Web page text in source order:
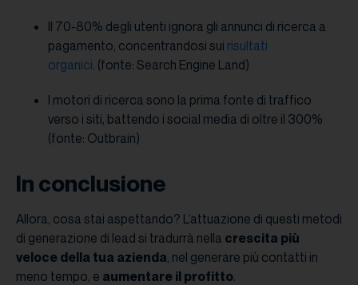
Il 70-80% degli utenti ignora gli annunci di ricerca a
pagamento, concentrandosi sui risultati
organici. (fonte: Search Engine Land)
I motori di ricerca sono la prima fonte di traffico
verso i siti, battendo i social media di oltre il 300%
(fonte: Outbrain)
In conclusione
Allora, cosa stai aspettando? L’attuazione di questi metodi
di generazione di lead si tradurrà nella crescita più
veloce della tua azienda, nel generare più contatti in
meno tempo, e aumentare il profitto.